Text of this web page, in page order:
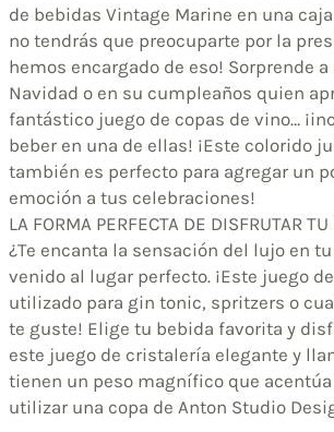
de bebidas Vintage Marine en una
no tendrás que preocuparte por la
hemos encargado de eso! Sorprende
Navidad o en su cumpleaños quien
fantástico juego de copas de vino…
beber en una de ellas! ¡Este colorido
también es perfecto para agregar un
emoción a tus celebraciones!
LA FORMA PERFECTA DE DISFRUTAR
¿Te encanta la sensación del lujo en
venido al lugar perfecto. ¡Este juego
utilizado para gin tonic, spritzers o
te guste! Elige tu bebida favorita y
este juego de cristalería elegante y
tienen un peso magnífico que
utilizar una copa de Anton Studio